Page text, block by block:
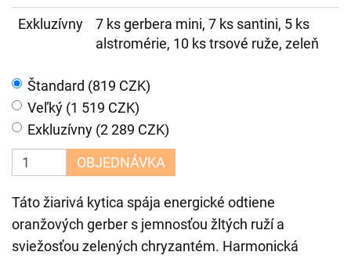
Exkluzívny
7 ks gerbera mini, 7 ks santini, 5 ks
alstromérie, 10 ks trsové ruže, zeleň
Štandard (819 CZK)
Veľký (1 519 CZK)
Exkluzívny (2 289 CZK)
OBJEDNÁVKA
Táto žiarivá kytica spája energické odtiene
oranžových gerber s jemnosťou žltých ruží a
sviežosťou zelených chryzantém. Harmonická